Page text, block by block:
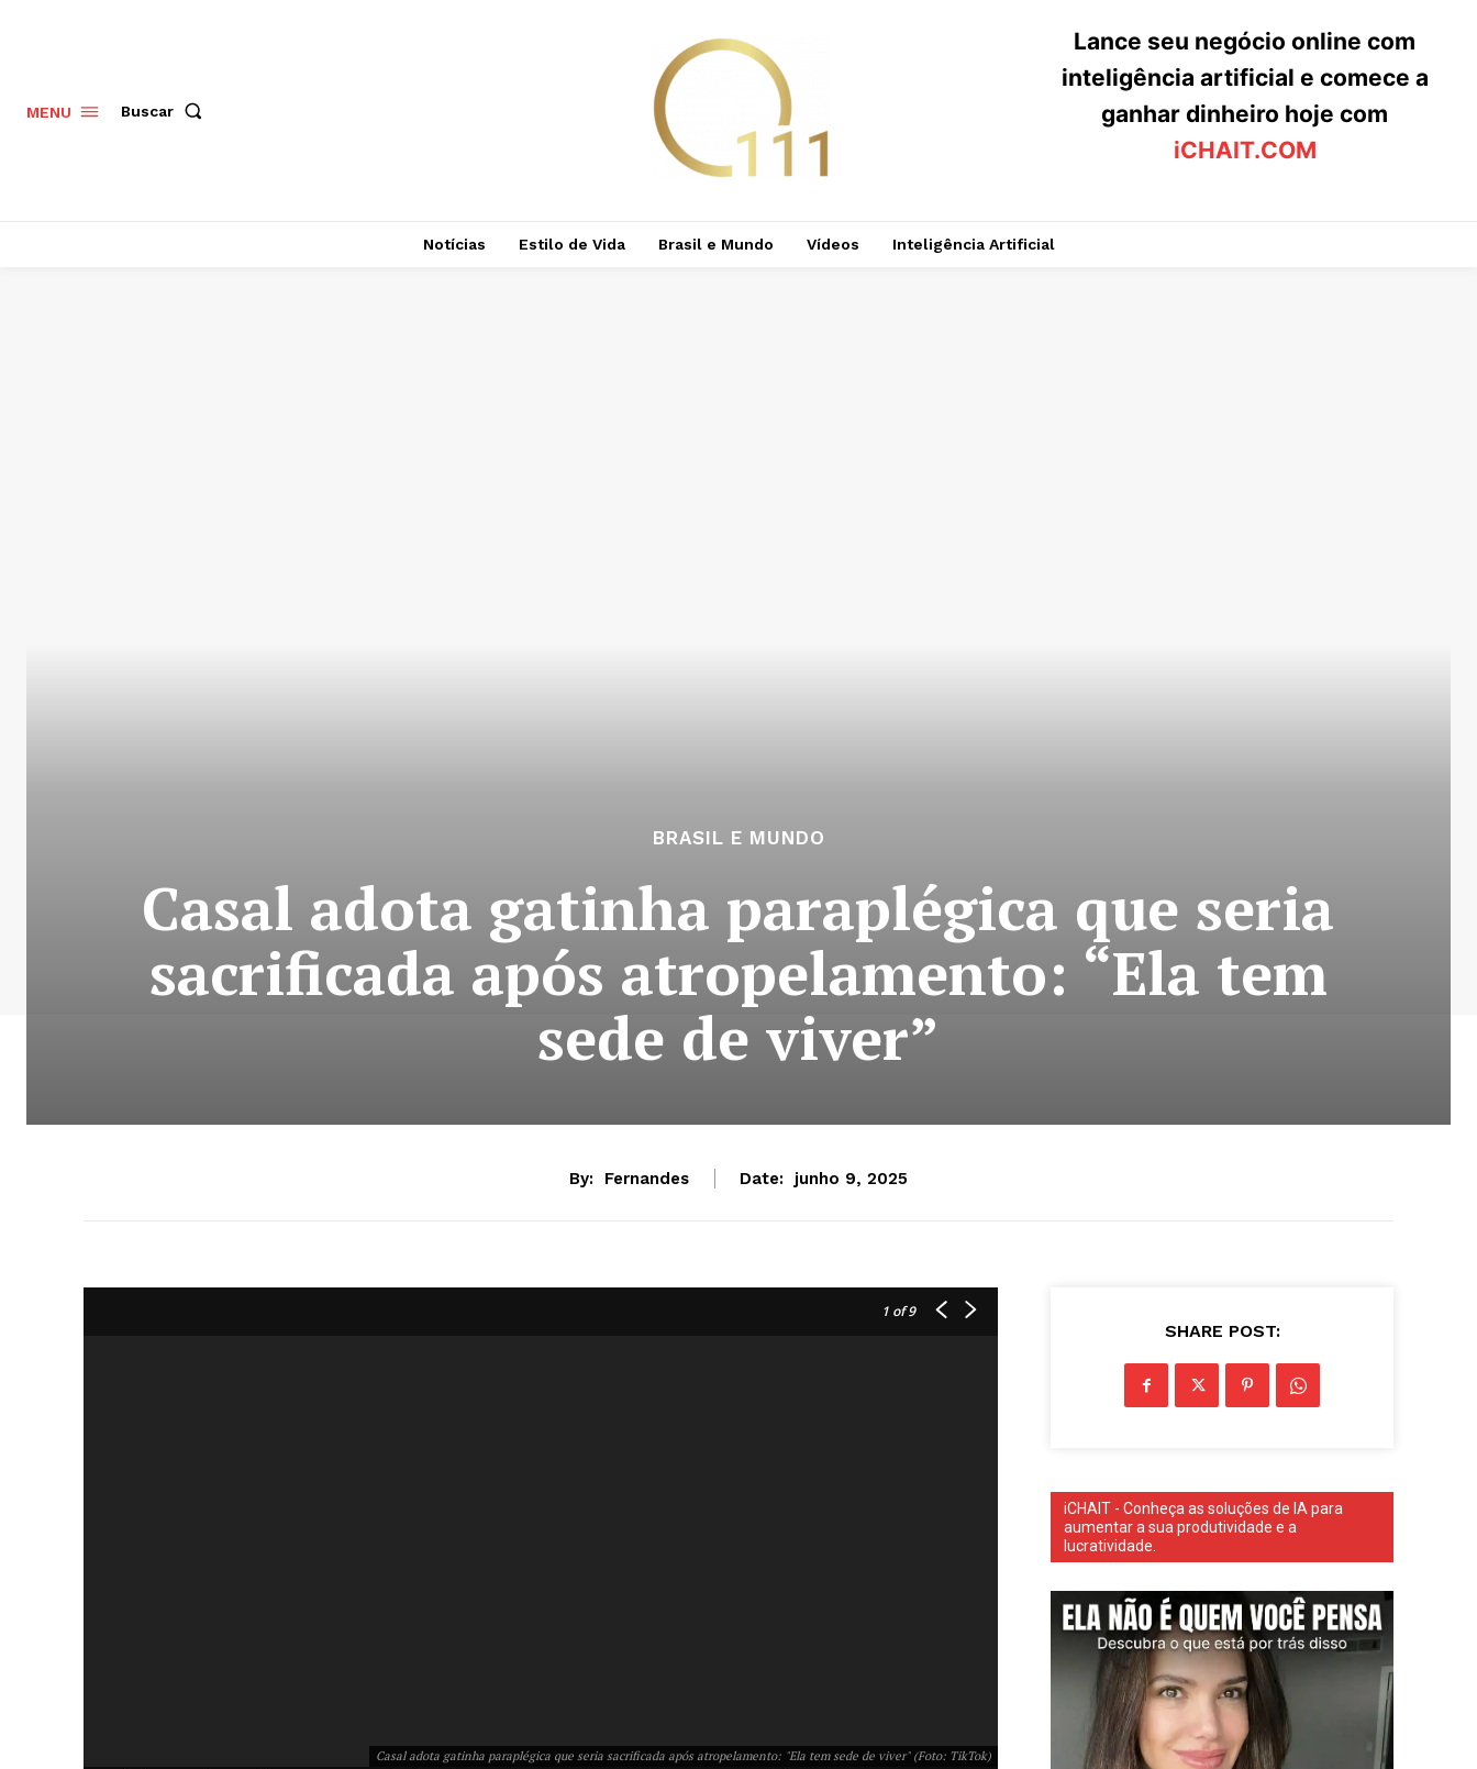
MENU Buscar
Lance seu negócio online com
inteligência artificial e comece a
ganhar dinheiro hoje com
iCHAIT.COM
Notícias Estilo de Vida Brasil e Mundo Vídeos Inteligência Artificial
BRASIL E MUNDO
Casal adota gatinha paraplégica que seria
sacrificada após atropelamento: “Ela tem
sede de viver”
By: Fernandes Date: junho 9, 2025
1 of 9
Casal adota gatinha paraplégica que seria sacrificada após atropelamento: "Ela tem sede de viver" (Foto: TikTok)
Toffee, uma gatinha resgatada após ser atropelada em Dubai,
Toffee, uma gatinha resgatada após ser atropelada em Dubai, teve a
SHARE POST:
iCHAIT - Conheça as soluções de IA para
aumentar a sua produtividade e a
lucratividade.